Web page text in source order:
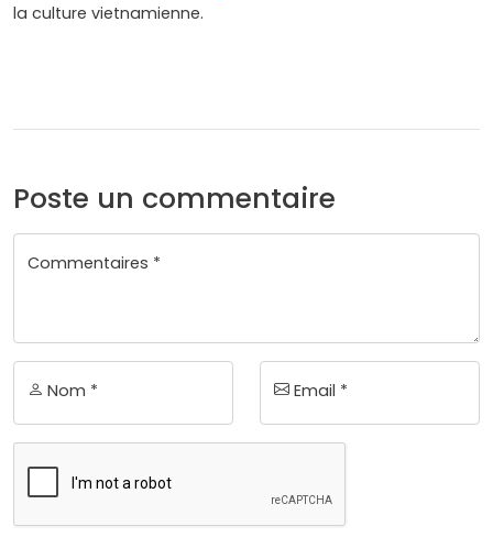
la culture vietnamienne.
Poste un commentaire
Commentaires *
Nom * Email *